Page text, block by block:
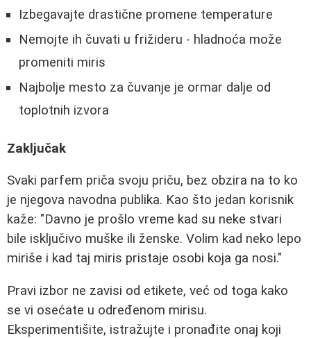
Izbegavajte drastične promene temperature
Nemojte ih čuvati u frižideru - hladnoća može
promeniti miris
Najbolje mesto za čuvanje je ormar dalje od
toplotnih izvora
Zaključak
Svaki parfem priča svoju priču, bez obzira na to ko
je njegova navodna publika. Kao što jedan korisnik
kaže: "Davno je prošlo vreme kad su neke stvari
bile isključivo muške ili ženske. Volim kad neko lepo
miriše i kad taj miris pristaje osobi koja ga nosi."
Pravi izbor ne zavisi od etikete, već od toga kako
se vi osećate u određenom mirisu.
Eksperimentišite, istražujte i pronađite onaj koji